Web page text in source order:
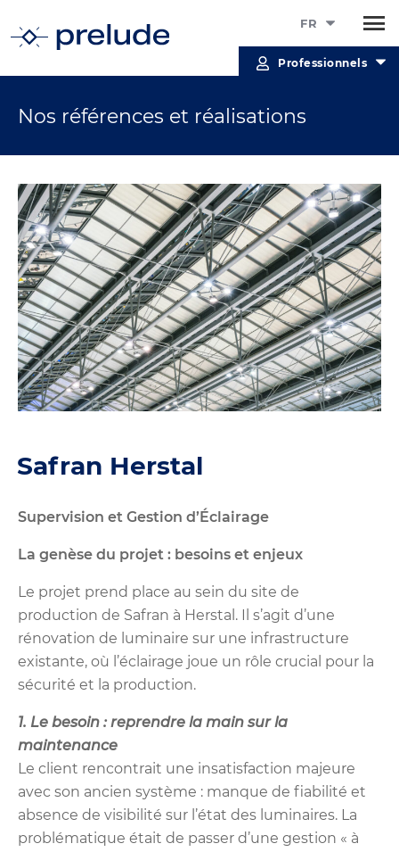
FR
Professionnels
Nos références et réalisations
Safran Herstal
Supervision et Gestion d’Éclairage
La genèse du projet : besoins et enjeux
Le projet prend place au sein du site de
production de Safran à Herstal. Il s’agit d’une
rénovation de luminaire sur une infrastructure
existante, où l’éclairage joue un rôle crucial pour la
sécurité et la production.
1. Le besoin : reprendre la main sur la
maintenance
Le client rencontrait une insatisfaction majeure
avec son ancien système : manque de fiabilité et
absence de visibilité sur l’état des luminaires. La
problématique était de passer d’une gestion « à